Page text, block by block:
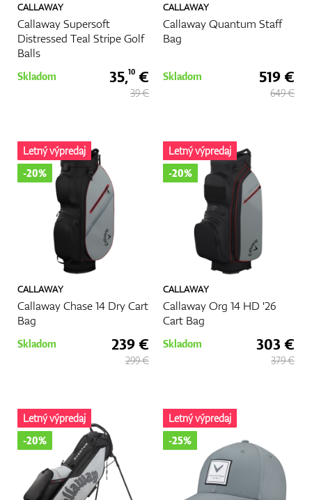
CALLAWAY
Callaway Supersoft
Distressed Teal Stripe Golf
Balls
Skladom 35,10 €
39 €
CALLAWAY
Callaway Quantum Staff
Bag
Skladom 519 €
649 €
CALLAWAY
Callaway Chase 14 Dry Cart
Bag
Letný výpredaj
-20%
Skladom 239 €
299 €
CALLAWAY
Callaway Org 14 HD '26
Cart Bag
Letný výpredaj
-20%
Skladom 303 €
379 €
Letný výpredaj
-20%
Letný výpredaj
-25%